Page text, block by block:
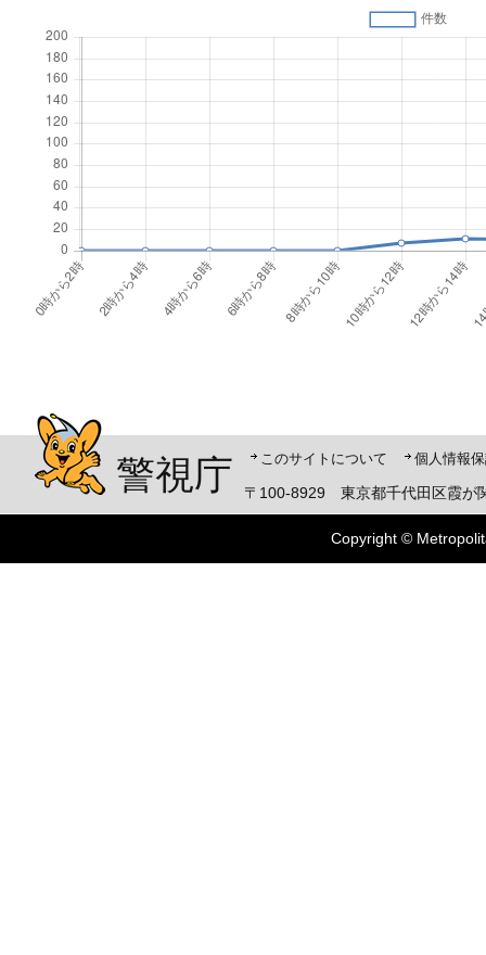
警視庁 このサイトについて 個人情報
〒100-8929 東京都千代田区霞が
Copyright ©